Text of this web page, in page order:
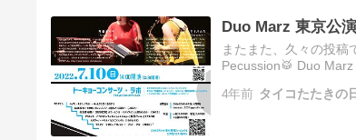
Duo Marz 東京公
またまた、久々の投
Pecussion🥁 Duo
4年前 タイコたたきの